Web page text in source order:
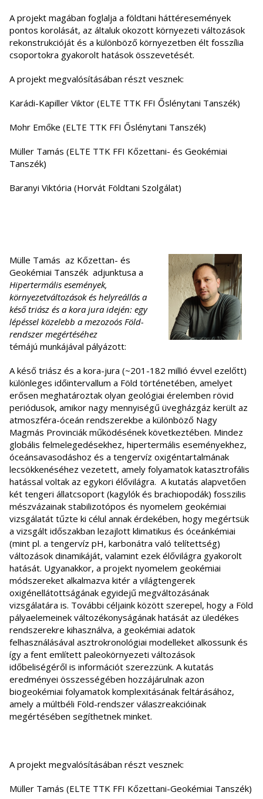
A projekt magában foglalja a földtani háttéresemények
pontos korolását, az általuk okozott környezeti változások
rekonstrukcióját és a különböző környezetben élt fosszília
csoportokra gyakorolt hatások összevetését.
A projekt megvalósításában részt vesznek:
Karádi-Kapiller Viktor (ELTE TTK FFI Őslénytani Tanszék)
Mohr Emőke (ELTE TTK FFI Őslénytani Tanszék)
Müller Tamás (ELTE TTK FFI Kőzettani- és Geokémiai
Tanszék)
Baranyi Viktória (Horvát Földtani Szolgálat)
Mülle Tamás az Kőzettan- és
Geokémiai Tanszék adjunktusa a
Hipertermális események,
környezetváltozások és helyreállás a
késő triász és a kora jura idején: egy
lépéssel közelebb a mezozoós Föld-
rendszer megértéséhez
témájú munkájával pályázott:
A késő triász és a kora-jura (~201-182 millió évvel ezelőtt)
különleges időintervallum a Föld történetében, amelyet
erősen meghatároztak olyan geológiai érelemben rövid
periódusok, amikor nagy mennyiségű üvegházgáz került az
atmoszféra-óceán rendszerekbe a különböző Nagy
Magmás Provinciák működésének következtében. Mindez
globális felmelegedésekhez, hipertermális eseményekhez,
óceánsavasodáshoz és a tengervíz oxigéntartalmának
lecsökkenéséhez vezetett, amely folyamatok katasztrofális
hatással voltak az egykori élővilágra. A kutatás alapvetően
két tengeri állatcsoport (kagylók és brachiopodák) fosszilis
mészvázainak stabilizotópos és nyomelem geokémiai
vizsgálatát tűzte ki célul annak érdekében, hogy megértsük
a vizsgált időszakban lezajlott klimatikus és óceánkémiai
(mint pl. a tengervíz pH, karbonátra való telítettség)
változások dinamikáját, valamint ezek élővilágra gyakorolt
hatását. Ugyanakkor, a projekt nyomelem geokémiai
módszereket alkalmazva kitér a világtengerek
oxigénellátottságának egyidejű megváltozásának
vizsgálatára is. További céljaink között szerepel, hogy a Föld
pályaelemeinek változékonyságának hatását az üledékes
rendszerekre kihasználva, a geokémiai adatok
felhasználásával asztrokronológiai modelleket alkossunk és
így a fent említett paleokörnyezeti változások
időbeliségéről is információt szerezzünk. A kutatás
eredményei összességében hozzájárulnak azon
biogeokémiai folyamatok komplexitásának feltárásához,
amely a múltbéli Föld-rendszer válaszreakcióinak
megértésében segíthetnek minket.
A projekt megvalósításában részt vesznek:
Müller Tamás (ELTE TTK FFI Kőzettani-Geokémiai Tanszék)